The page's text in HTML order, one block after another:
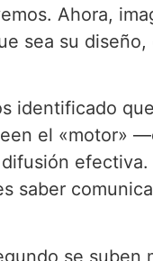
Ahora,
sea su
identificado
el «motor»
efectiva.
saber
se suben